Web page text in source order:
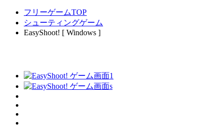
フリーゲームTOP
シューティングゲーム
EasyShoot! [ Windows ]